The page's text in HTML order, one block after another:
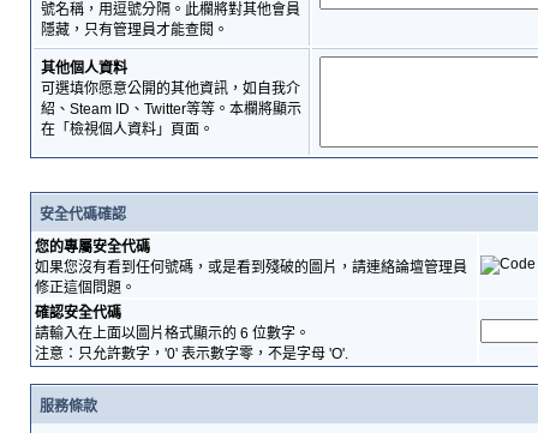
號名稱，用逗號分隔。此欄將對其他會員
隱藏，只有管理員才能查閱。
其他個人資料
可選填你愿意公開的其他資訊，如自我介
紹、Steam ID、Twitter等等。本欄將顯示
在「檢視個人資料」頁面。
安全代碼確認
您的專屬安全代碼
如果您沒有看到任何號碼，或是看到殘破的圖片，請連絡論壇管理員
修正這個問題。
確認安全代碼
請輸入在上面以圖片格式顯示的 6 位數字。
注意：只允許數字，'0' 表示數字零，不是字母 'O'.
服務條款